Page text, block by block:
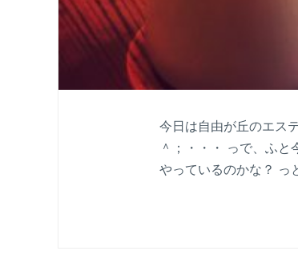
今日は自由が丘のエス
＾；・・・ っで、ふ
やっているのかな？